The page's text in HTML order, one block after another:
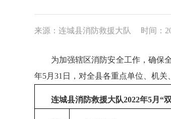
来源：连城县消防救援大队 时间：
为加强辖区消防安全工作，确保全
年5月31日，对全县各重点单位、机
连城县消防救援大队2022年5月 “